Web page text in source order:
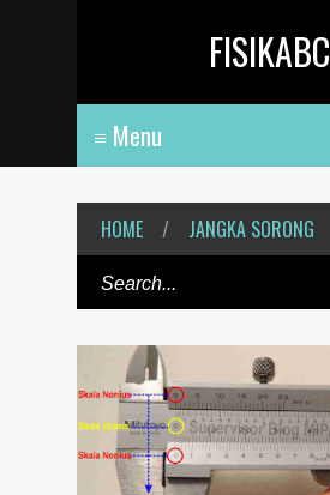
FISIKABC
HOME / JANGKA SORONG